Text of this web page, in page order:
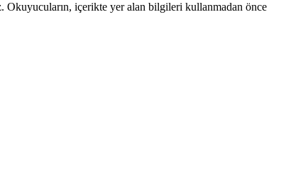
Okuyucuların, içerikte yer alan bilgileri kullanmadan önce